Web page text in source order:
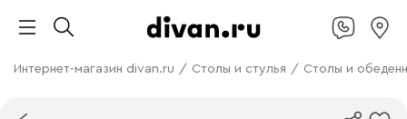
Интернет-магазин divan.ru / Столы и стулья / Столы и